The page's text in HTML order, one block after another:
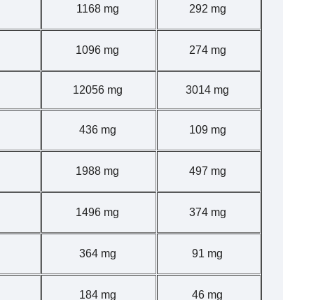
1168 mg 292 mg
1096 mg 274 mg
12056 mg 3014 mg
436 mg 109 mg
1988 mg 497 mg
1496 mg 374 mg
364 mg 91 mg
184 mg 46 mg